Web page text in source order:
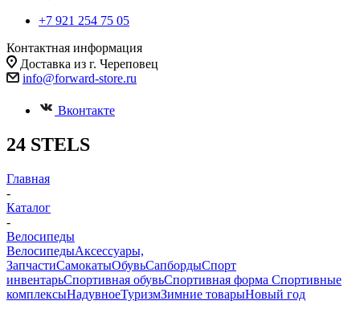
+7 921 254 75 05
Контактная информация
Доставка из г. Череповец
info@forward-store.ru
Вконтакте
24 STELS
Главная
-
Каталог
-
Велосипеды
ВелосипедыАксессуары,
ЗапчастиСамокатыОбувьСапбордыСпорт
инвентарьСпортивная обувьСпортивная форма Спортивные
комплексыНадувноеТуризмЗимние товарыНовый год